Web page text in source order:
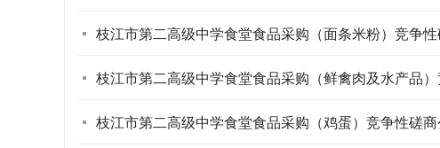
枝江市第二高级中学食堂食品采购（面条米粉）竞争
枝江市第二高级中学食堂食品采购（鲜禽肉及水产品
枝江市第二高级中学食堂食品采购（鸡蛋）竞争性磋